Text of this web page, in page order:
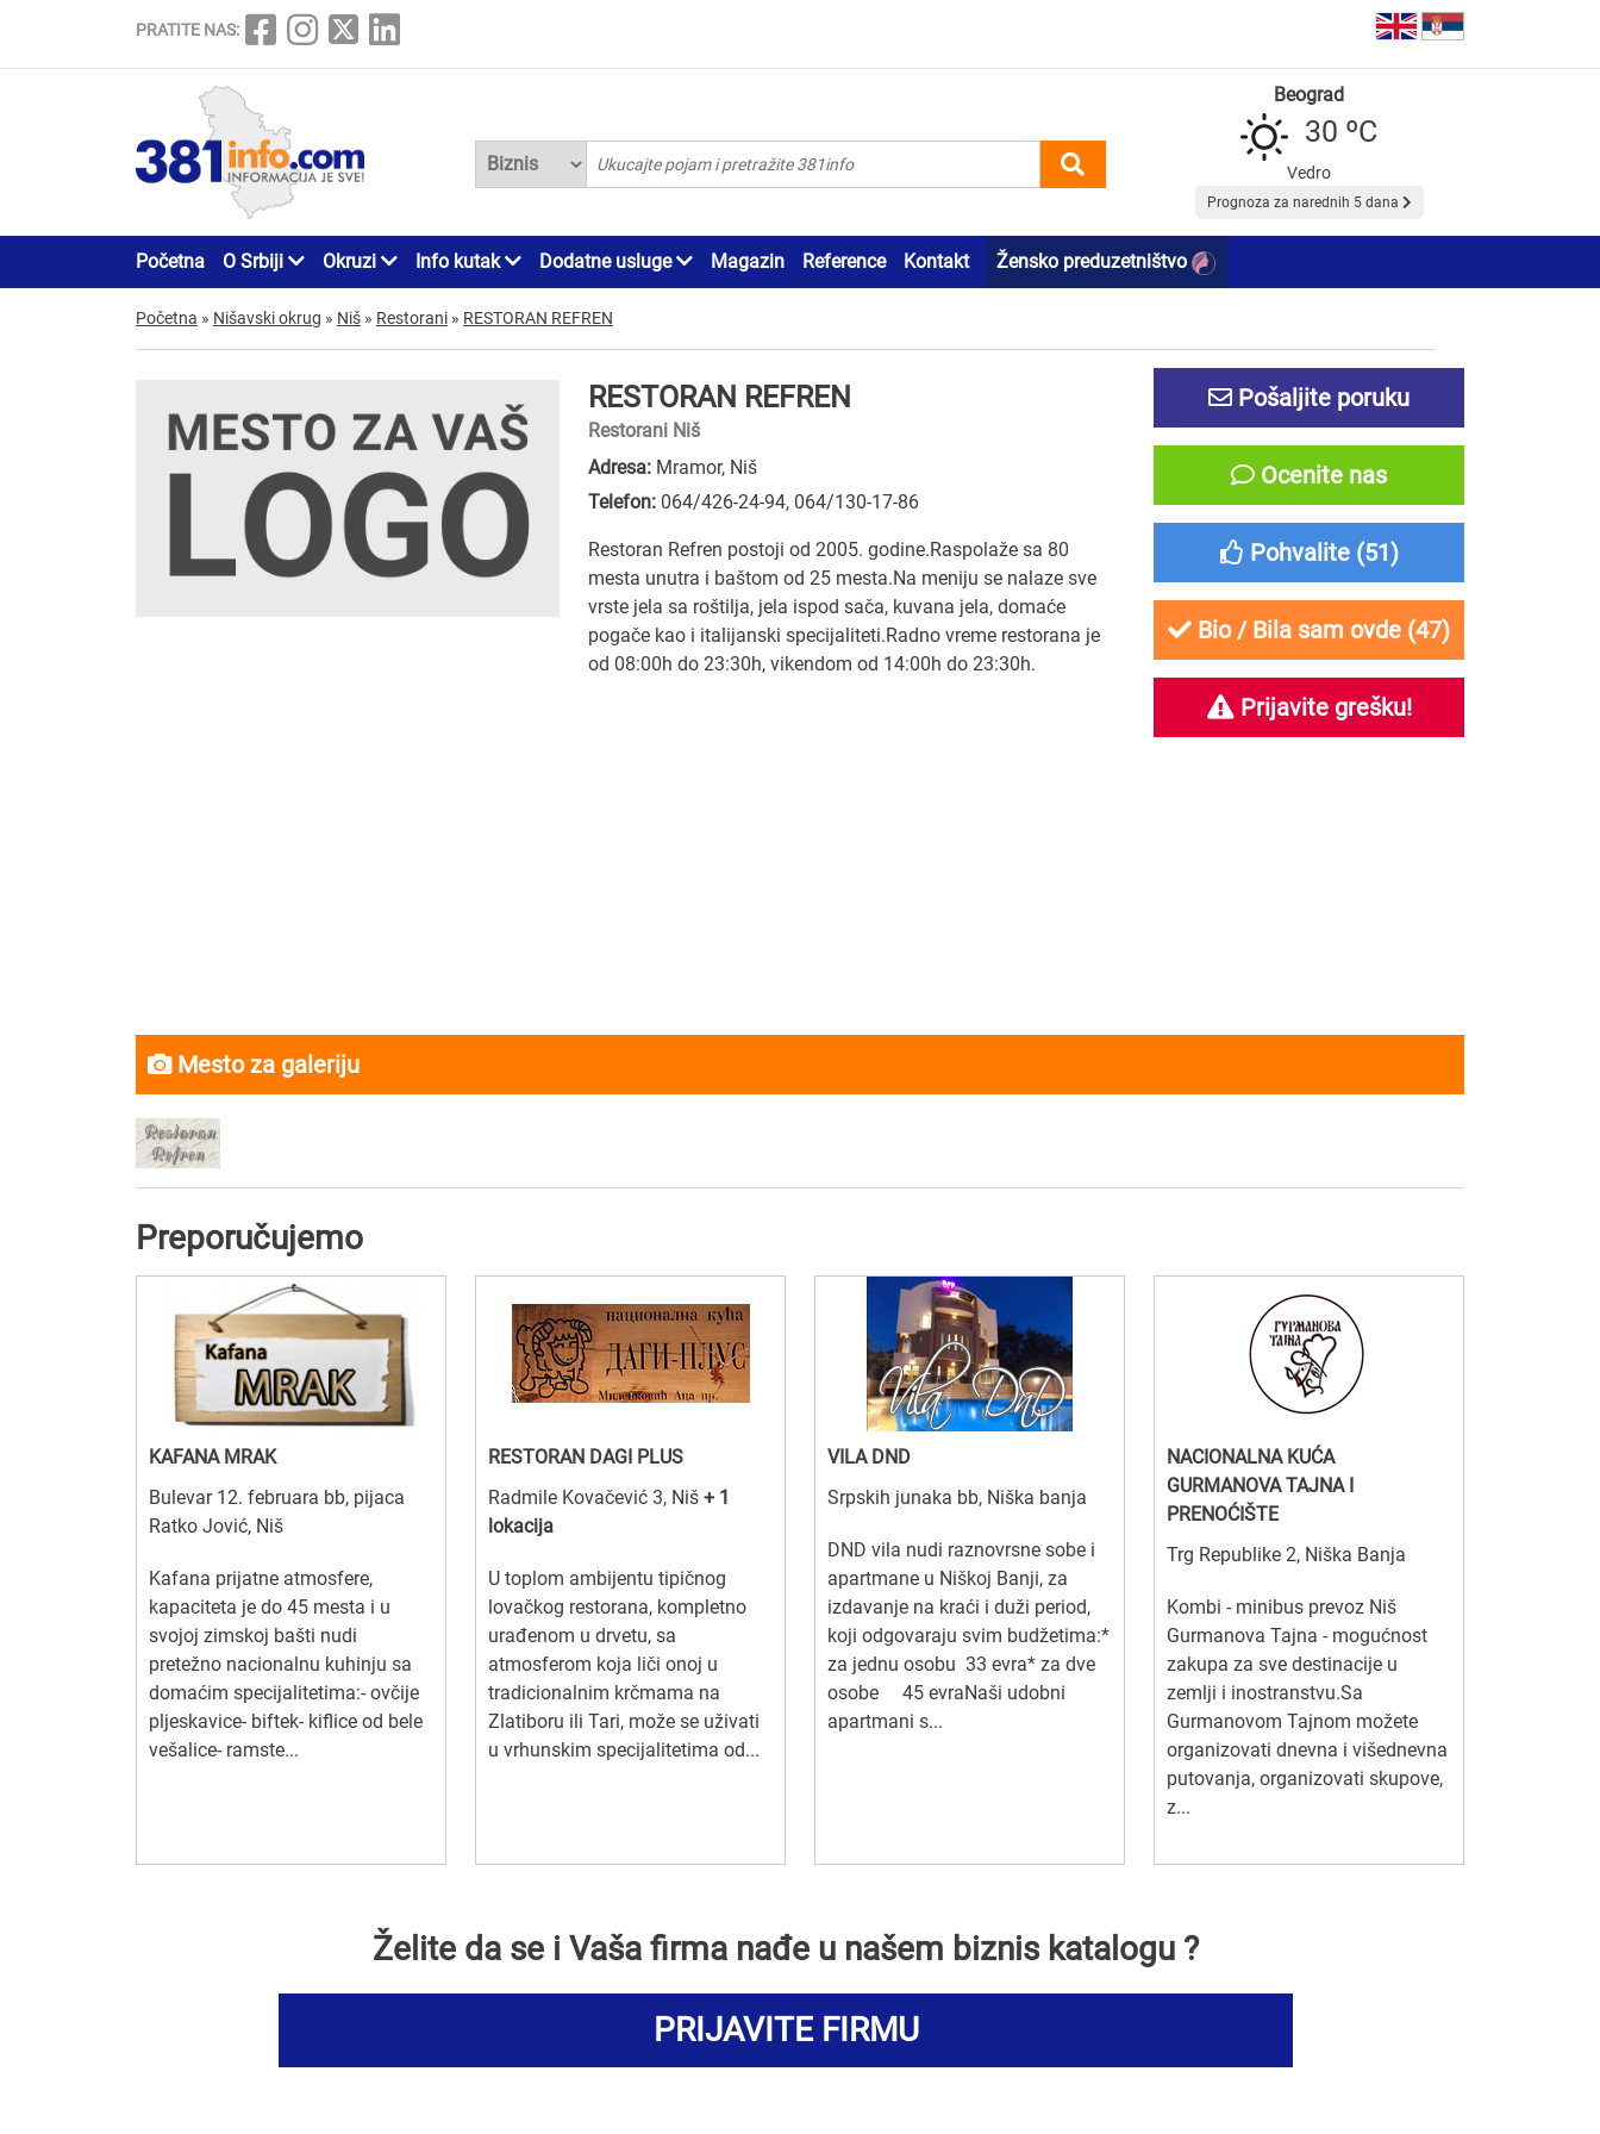
PRATITE NAS:
Beograd
30 ºC
Vedro
Prognoza za narednih 5 dana
Početna O Srbiji Okruzi Info kutak Dodatne usluge Magazin Reference Kontakt Žensko preduzetništvo
Početna » Nišavski okrug » Niš » Restorani » RESTORAN REFREN
RESTORAN REFREN
Restorani Niš
Adresa: Mramor, Niš
Telefon: 064/426-24-94, 064/130-17-86
Restoran Refren postoji od 2005. godine.Raspolaže sa 80
mesta unutra i baštom od 25 mesta.Na meniju se nalaze sve
vrste jela sa roštilja, jela ispod sača, kuvana jela, domaće
pogače kao i italijanski specijaliteti.Radno vreme restorana je
od 08:00h do 23:30h, vikendom od 14:00h do 23:30h.
Pošaljite poruku
Ocenite nas
Pohvalite (51)
Bio / Bila sam ovde (47)
Prijavite grešku!
Mesto za galeriju
Preporučujemo
KAFANA MRAK
Bulevar 12. februara bb, pijaca
Ratko Jović, Niš
Kafana prijatne atmosfere,
kapaciteta je do 45 mesta i u
svojoj zimskoj bašti nudi
pretežno nacionalnu kuhinju sa
domaćim specijalitetima:- ovčije
pljeskavice- biftek- kiflice od bele
vešalice- ramste...
RESTORAN DAGI PLUS
Radmile Kovačević 3, Niš + 1
lokacija
U toplom ambijentu tipičnog
lovačkog restorana, kompletno
urađenom u drvetu, sa
atmosferom koja liči onoj u
tradicionalnim krčmama na
Zlatiboru ili Tari, može se uživati
u vrhunskim specijalitetima od...
VILA DND
Srpskih junaka bb, Niška banja
DND vila nudi raznovrsne sobe i
apartmane u Niškoj Banji, za
izdavanje na kraći i duži period,
koji odgovaraju svim budžetima:*
za jednu osobu 33 evra* za dve
osobe 45 evraNaši udobni
apartmani s...
NACIONALNA KUĆA
GURMANOVA TAJNA I
PRENOĆIŠTE
Trg Republike 2, Niška Banja
Kombi - minibus prevoz Niš
Gurmanova Tajna - mogućnost
zakupa za sve destinacije u
zemlji i inostranstvu.Sa
Gurmanovom Tajnom možete
organizovati dnevna i višednevna
putovanja, organizovati skupove,
z...
Želite da se i Vaša firma nađe u našem biznis katalogu ?
PRIJAVITE FIRMU